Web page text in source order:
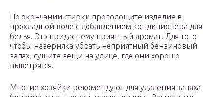
По окончании стирки прополощите изделие в
прохладной воде с добавлением кондиционера для
белья. Это придаст ему приятный аромат. Для того
чтобы наверняка убрать неприятный бензиновый
запах, сушите вещи на улице, где они хорошо
выветрятся.
Многие хозяйки рекомендуют для удаления запаха